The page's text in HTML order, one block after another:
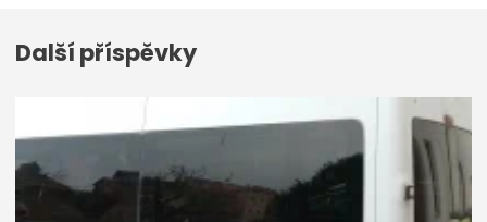
Další příspěvky